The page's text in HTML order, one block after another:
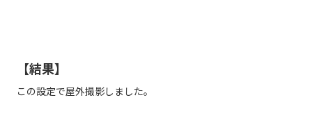
【結果】
この設定で屋外撮影しました。